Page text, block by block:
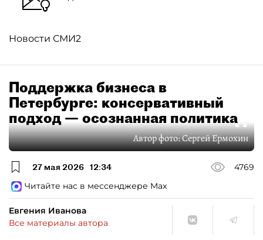
Новости СМИ2
Поддержка бизнеса в
Петербурге: консервативный
подход — осознанная политика
Автор фото:Сергей Ермохин
27 мая 2026 12:34
4769
Читайте нас в мессенджере Max
Евгения Иванова
Все материалы автора